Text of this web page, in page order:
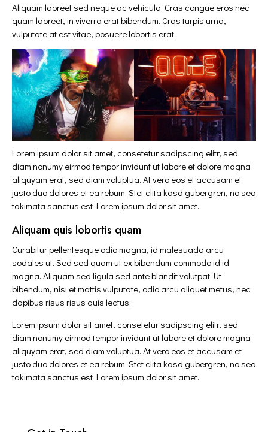
Aliquam laoreet sed neque ac vehicula. Cras congue eros nec
quam laoreet, in viverra erat bibendum. Cras turpis urna,
vulputate at est vitae, posuere lobortis erat.
Lorem ipsum dolor sit amet, consetetur sadipscing elitr, sed
diam nonumy eirmod tempor invidunt ut labore et dolore magna
aliquyam erat, sed diam voluptua. At vero eos et accusam et
justo duo dolores et ea rebum. Stet clita kasd gubergren, no sea
takimata sanctus est Lorem ipsum dolor sit amet.
Aliquam quis lobortis quam
Curabitur pellentesque odio magna, id malesuada arcu
sodales ut. Sed sed quam ut ex bibendum commodo id id
magna. Aliquam sed ligula sed ante blandit volutpat. Ut
bibendum, nisi et mattis vulputate, odio arcu aliquet metus, nec
dapibus risus risus quis lectus.
Lorem ipsum dolor sit amet, consetetur sadipscing elitr, sed
diam nonumy eirmod tempor invidunt ut labore et dolore magna
aliquyam erat, sed diam voluptua. At vero eos et accusam et
justo duo dolores et ea rebum. Stet clita kasd gubergren, no sea
takimata sanctus est Lorem ipsum dolor sit amet.